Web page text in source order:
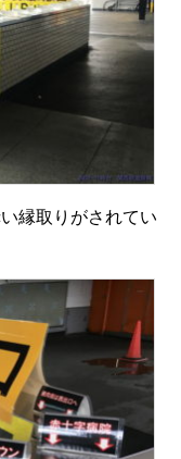
縁取りがされてい